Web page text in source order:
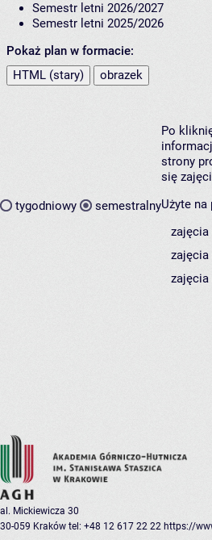
Semestr letni 2026/2027
Semestr letni 2025/2026
Pokaż plan w formacie:
HTML (stary)
obrazek
tygodniowy semestralny
Po
strony
się
Użyte na
zajęcia
zajęcia
zajęcia
al. Mickiewicza 30
30-059 Kraków tel: +48 12 617 22 22 https://